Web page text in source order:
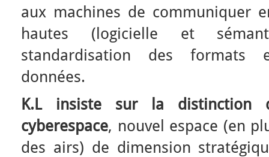
aux machines de communiquer
hautes (logicielle et
standardisation des formats
données.
K.L insiste sur la distinction
cyberespace, nouvel espace (en
des airs) de dimension